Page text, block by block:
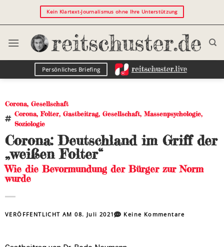
Kein Klartext-Journalismus ohne Ihre Unterstützung
Persönliches Briefing
Corona, Gesellschaft
Corona,Folter, Gastbeitrag, Gesellschaft, Massenpsychologie,
Soziologie
Corona: Deutschland im Griff der
„weißen Folter“
Wie die Bevormundung der Bürger zur Norm
wurde
VERÖFFENTLICHT AM08. Juli 2021 Keine Kommentare